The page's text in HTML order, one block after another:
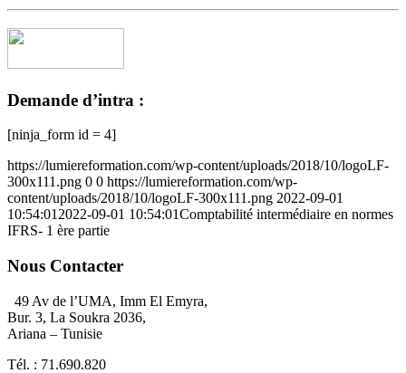
Demande d’intra :
[ninja_form id = 4]
https://lumiereformation.com/wp-content/uploads/2018/10/logoLF-
300x111.png 0 0 https://lumiereformation.com/wp-
content/uploads/2018/10/logoLF-300x111.png 2022-09-01
10:54:01 2022-09-01 10:54:01Comptabilité intermédiaire en normes
IFRS- 1 ère partie
Nous Contacter
49 Av de l’UMA, Imm El Emyra,
Bur. 3, La Soukra 2036,
Ariana – Tunisie
Tél. : 71.690.820